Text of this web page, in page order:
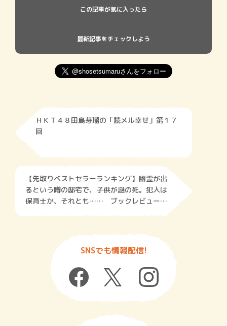
この記事が気に入ったら
最新記事をチェックしよう
ＨＫＴ４８田島芽瑠の「読メル幸せ」第１７
回
【先取りベストセラーランキング】幽霊が出
るという噂の邸宅で、子供が謎の死。犯人は
保育士か、それとも…… ブックレビュー
SNSでも情報配信!